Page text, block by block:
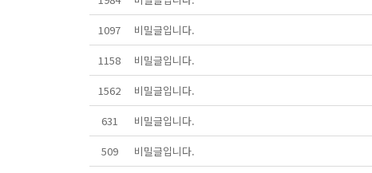
1097
비밀글입니다.
1158
비밀글입니다.
1562
비밀글입니다.
631
비밀글입니다.
509
비밀글입니다.